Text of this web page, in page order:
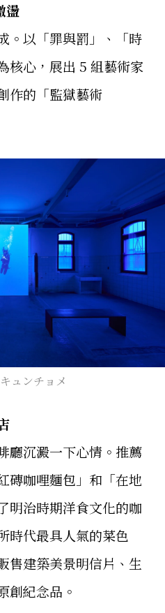
盪
。以「罪與罰」、「時
核心，展出 5 組藝術家
作的「監獄藝術
ュンチョメ
廳沉澱一下心情。推薦
磚咖哩麵包」和「在地
明治時期洋食文化的咖
時代最具人氣的菜色
售建築美景明信片、生
創紀念品。